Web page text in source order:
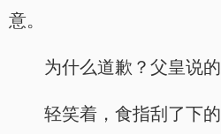
意。
为什么道歉？父皇说的
轻笑着，食指刮了下